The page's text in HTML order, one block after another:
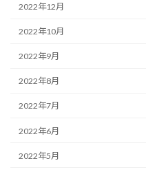
2022年12月
2022年10月
2022年9月
2022年8月
2022年7月
2022年6月
2022年5月